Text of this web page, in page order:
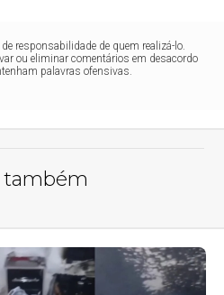
responsabilidade de quem realizá-lo.
ou eliminar comentários em desacordo
palavras ofensivas.
também